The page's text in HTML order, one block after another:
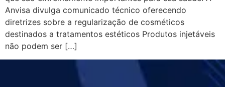
Anvisa divulga comunicado técnico oferecendo
diretrizes sobre a regularização de cosméticos
destinados a tratamentos estéticos Produtos injetáveis
não podem ser […]